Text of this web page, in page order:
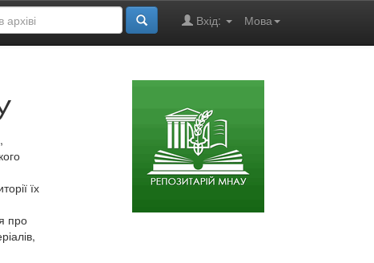
Мова
Вхід:
їх
про